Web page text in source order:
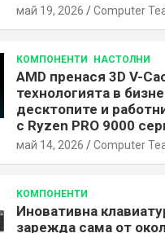
май 19, 2026 Computer
КОМПОНЕНТИ НАСТОЛНИ
AMD пренася 3D V-
технологията в
десктопите и
с Ryzen PRO 9000
май 14, 2026 Computer
КОМПОНЕНТИ
Иновативна
зарежда сама от